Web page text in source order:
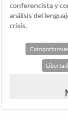
conferencista y
análisis del
crisis.
Libertad